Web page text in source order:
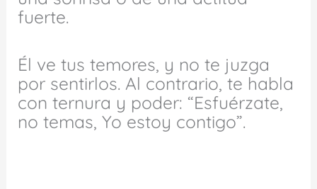
fuerte.
Él ve tus temores, y no te juzga
por sentirlos. Al contrario, te habla
con ternura y poder: “Esfuérzate,
no temas, Yo estoy contigo”.